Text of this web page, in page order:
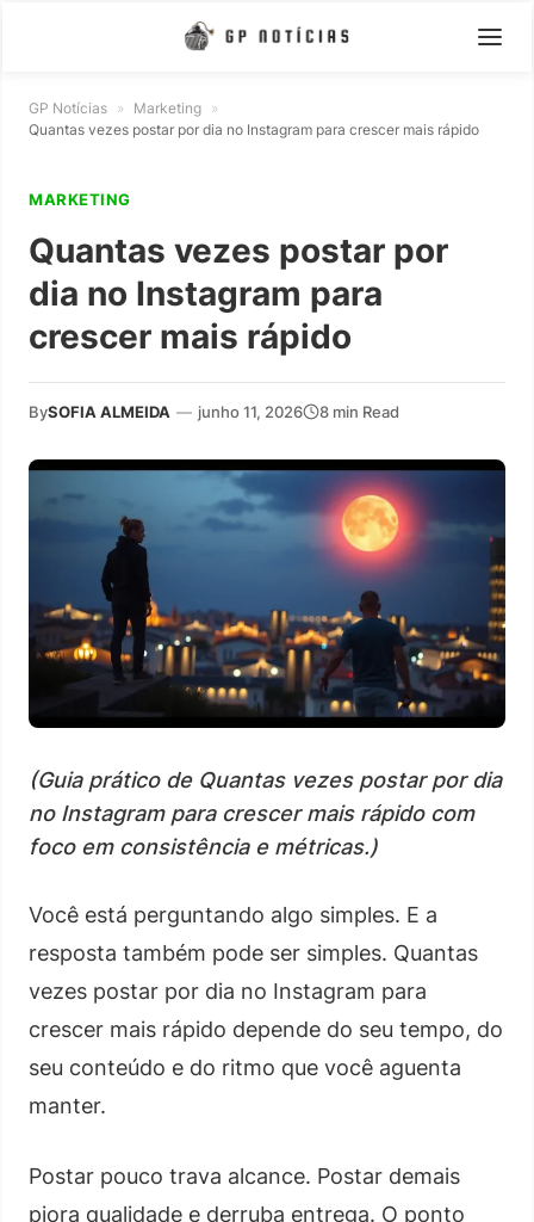
GP Notícias » Marketing »
Quantas vezes postar por dia no Instagram para crescer mais rápido
MARKETING
Quantas vezes postar por
dia no Instagram para
crescer mais rápido
BySOFIA ALMEIDA — junho 11, 2026 8 min Read
(Guia prático de Quantas vezes postar por dia
no Instagram para crescer mais rápido com
foco em consistência e métricas.)
Você está perguntando algo simples. E a
resposta também pode ser simples. Quantas
vezes postar por dia no Instagram para
crescer mais rápido depende do seu tempo, do
seu conteúdo e do ritmo que você aguenta
manter.
Postar pouco trava alcance. Postar demais
piora qualidade e derruba entrega. O ponto